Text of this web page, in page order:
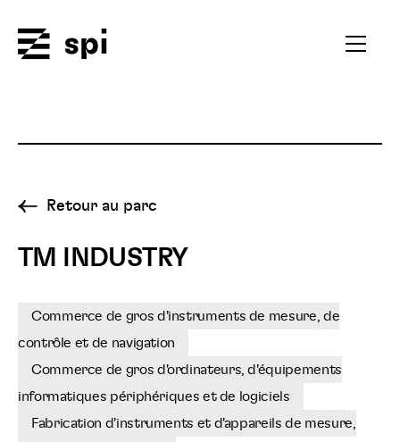
Ouvrir
Retour au parc
TM INDUSTRY
Commerce de gros d'instruments de mesure, de
contrôle et de navigation
Commerce de gros d'ordinateurs, d'équipements
informatiques périphériques et de logiciels
Fabrication d'instruments et d'appareils de mesure,